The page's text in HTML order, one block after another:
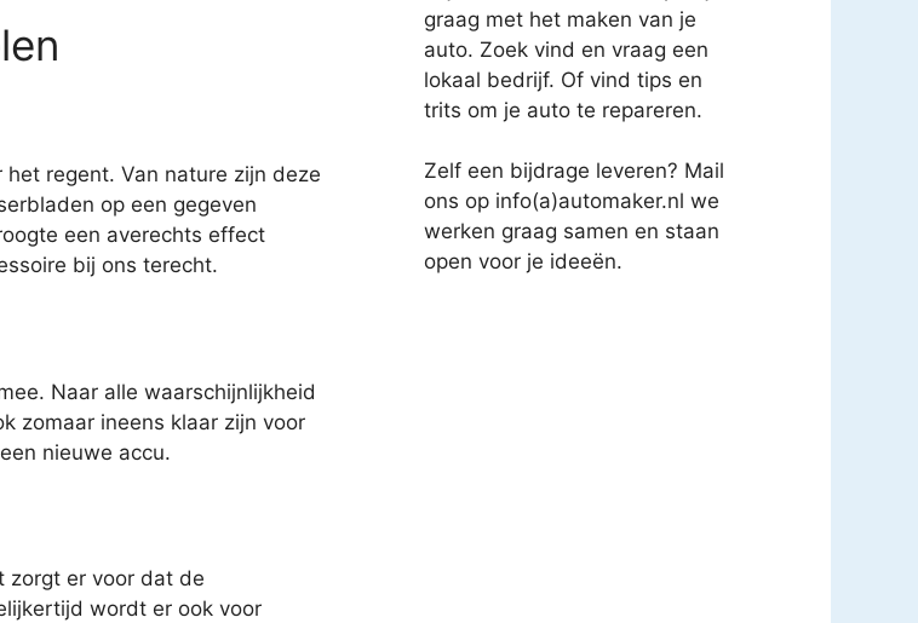
regent. Van nature zijn deze
op een gegeven
een averechts effect
bij ons terecht.
Naar alle waarschijnlijkheid
zomaar ineens klaar zijn voor
nieuwe accu.
zorgt er voor dat de
wordt er ook voor
graag met het maken van je
auto. Zoek vind en vraag een
lokaal bedrijf. Of vind tips en
trits om je auto te repareren.
Zelf een bijdrage leveren? Mail
ons op info(a)automaker.nl we
werken graag samen en staan
open voor je ideeën.